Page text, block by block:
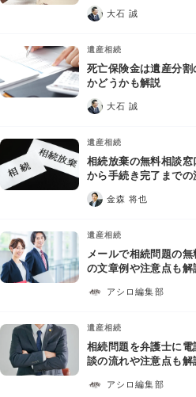
大石 誠
遺産相続
死亡保険金は遺産分
かどうかも解説
大石 誠
遺産相続
相続放棄の無料相談
から手続き完了までの
金森 将也
遺産相続
メールで相続問題の
の文章例や注意点も解
アシロ編集部
遺産相続
相続問題を弁護士に
談の流れや注意点も解
アシロ編集部